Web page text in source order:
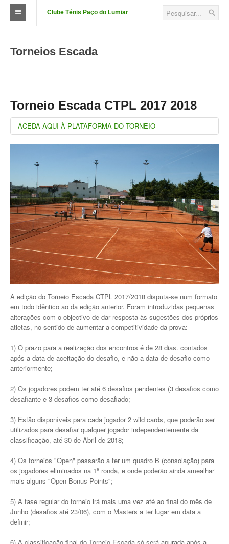
Clube Ténis Paço do Lumiar
FAÇA-SE SÓCIO
Aluguer de Campos
Court Passe
Corpos Sociais
Descontos e Parcerias
Localização
Fotos das Instalações
Jogar em Terra Batida
Boas Práticas, Bons Jogos
Links Úteis
Azinhaga da Fonte Velha 32 Paço do Lumiar - Lisboa 1600-461
geral.ctpl@gmail.com
Enviar E-mail através de Formulário
Escola
Torneios
Torneios Sociais
Torneios Oficiais
Torneios Escada
Notícias
Torneios Escada
Torneio Escada CTPL 2017 2018
ACEDA AQUI À PLATAFORMA DO TORNEIO
A edição do Torneio Escada CTPL 2017/2018 disputa-se num formato
em todo idêntico ao da edição anterior. Foram introduzidas pequenas
alterações com o objectivo de dar resposta às sugestões dos próprios
atletas, no sentido de aumentar a competitividade da prova:
1) O prazo para a realização dos encontros é de 28 dias. contados
após a data de aceitação do desafio, e não a data de desafio como
anteriormente;
2) Os jogadores podem ter até 6 desafios pendentes (3 desafios como
desafiante e 3 desafios como desafiado;
3) Estão disponíveis para cada jogador 2 wild cards, que poderão ser
utilizados para desafiar qualquer jogador independentemente da
classificação, até 30 de Abril de 2018;
4) Os torneios "Open" passarão a ter um quadro B (consolação) para
os jogadores eliminados na 1ª ronda, e onde poderão ainda amealhar
mais alguns "Open Bonus Points";
5) A fase regular do torneio irá mais uma vez até ao final do mês de
Junho (desafios até 23/06), com o Masters a ter lugar em data a
definir;